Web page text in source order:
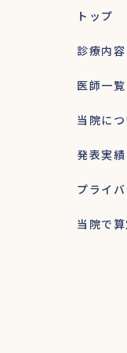
トップ
診療内容
医師一覧
当院に
発表実
プライ
当院で